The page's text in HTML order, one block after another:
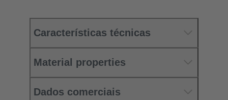
Características técnicas
Material properties
Dados comerciais